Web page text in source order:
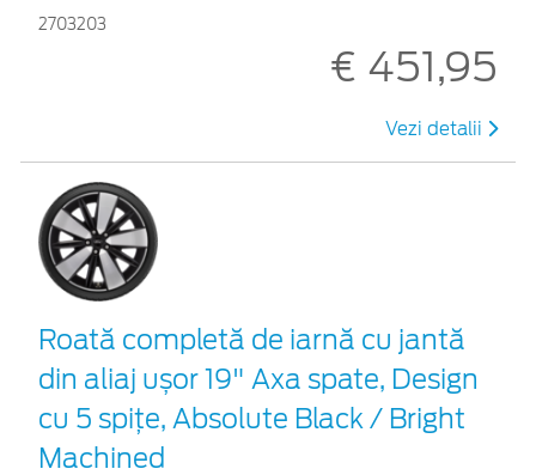
2703203
€ 451,95
Vezi detalii
Roată completă de iarnă cu jantă
din aliaj ușor 19" Axa spate, Design
cu 5 spițe, Absolute Black / Bright
Machined